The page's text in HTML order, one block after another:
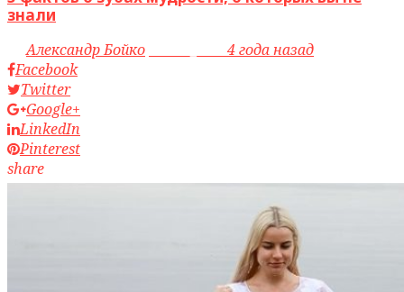
знали
byАлександр Бойко
4 года назад
Facebook
Twitter
Google+
LinkedIn
Pinterest
share